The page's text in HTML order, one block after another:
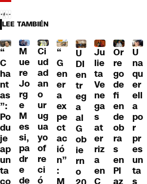
LEE TAMBIÉN
“
C
ha
nt
as
”:
Po
du
je
ap
un
ta
M
ue
re
Jo
rg
e
M
es
si,
pa
dr
e
de
Ci
ud
ad
an
o
ur
ug
ua
yo
of
re
ci
ó
“
G
en
er
a
ex
pe
ct
ac
ió
n”
:
U
DI
en
tr
eg
a
al
G
ob
ie
rn
o
Ju
lie
ta
Ve
ne
ga
s
at
er
riz
a
en
Or
re
go
de
fi
en
de
ob
ra
s
en
Pl
U
na
qu
er
ell
a
po
r
pr
es
un
ta